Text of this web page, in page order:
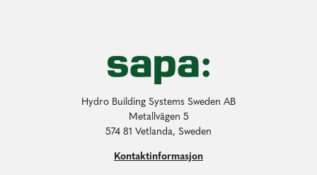
Hydro Building Systems Sweden AB
Metallvägen 5
574 81 Vetlanda, Sweden
Kontaktinformasjon